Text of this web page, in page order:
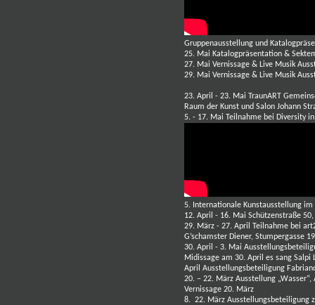
Gruppenausstellung und
25. Mai Katalogpräsentation &
27. Mai Vernissage & Live Musik
29. Mai Vernissage & Live Musik
23. April - 23. Mai TraunART
Raum der Kunst und Salon Johann
5. - 17. Mai Teilnahme bei Diversity
5. Internationale Kunstausstellung
12. April - 16. Mai Schützenstraße
29. März - 27. April Teilnahme bei
G’schamster Diener, Stumpergasse
30. April - 3. Mai
Midissage am 30. April es sang Salpi
April Ausstellungsbeteiligung
20. – 22. März Ausstellung
Vernissage 20. März
8. 22. März Ausstellungsbeteiligung